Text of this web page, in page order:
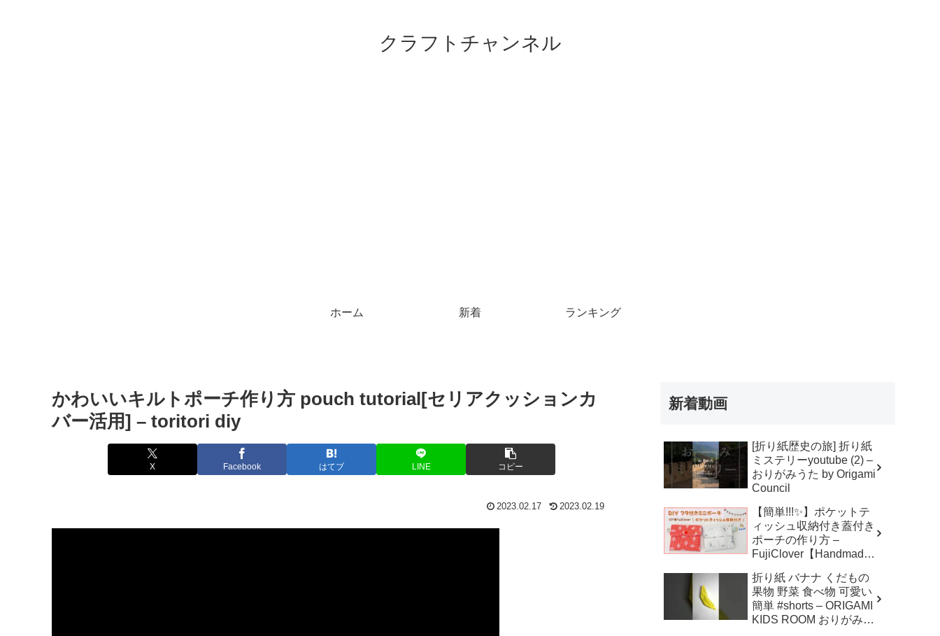
クラフトチャンネル
ホーム 新着 ランキング
かわいいキルトポーチ作り方 pouch tutorial[セリアクッションカ
バー活用] – toritori diy
X Facebook はてブ LINE コピー
2023.02.17 2023.02.19
新着動画
[折り紙歴史の旅] 折り紙
ミステリーyoutube (2) –
おりがみうた by Origami
Council
【簡単!!!✨】ポケットテ
ィッシュ収納付き蓋付き
ポーチの作り方 –
FujiClover【Handmade
折り紙 バナナ くだもの
果物 野菜 食べ物 可愛い
簡単 #shorts – ORIGAMI
KIDS ROOM おりがみキ